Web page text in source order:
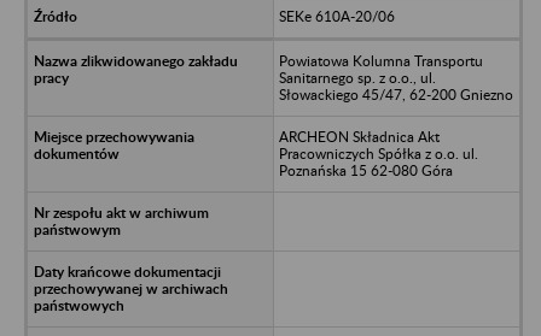
SEKe 610A-20/06
Powiatowa Kolumna Transportu
Sanitarnego sp. z o.o., ul.
Słowackiego 45/47, 62-200 Gniezno
ARCHEON Składnica Akt
Pracowniczych Spółka z o.o. ul.
Poznańska 15 62-080 Góra